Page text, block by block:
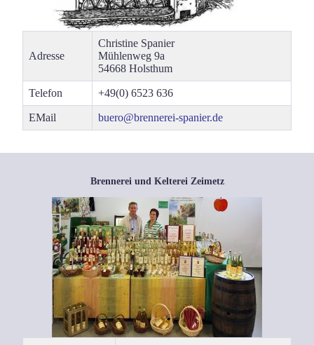
Adres­se
Chris­ti­ne Spa­ni­er
Müh­len­weg 9a
54668 Holst­hum
Tele­fon +49(0) 6523 636
EMail buero@brennerei-spanier.de
Brennerei und Kelterei Zeimetz